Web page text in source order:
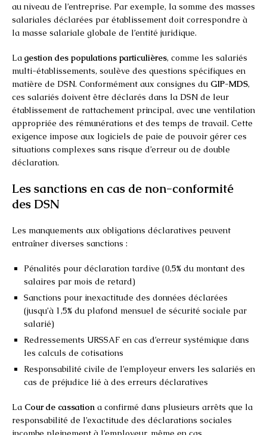
au niveau de l’entreprise. Par exemple, la somme des masses
salariales déclarées par établissement doit correspondre à
la masse salariale globale de l’entité juridique.
La gestion des populations particulières, comme les salariés
multi-établissements, soulève des questions spécifiques en
matière de DSN. Conformément aux consignes du GIP-MDS,
ces salariés doivent être déclarés dans la DSN de leur
établissement de rattachement principal, avec une ventilation
appropriée des rémunérations et des temps de travail. Cette
exigence impose aux logiciels de paie de pouvoir gérer ces
situations complexes sans risque d’erreur ou de double
déclaration.
Les sanctions en cas de non-conformité
des DSN
Les manquements aux obligations déclaratives peuvent
entraîner diverses sanctions :
Pénalités pour déclaration tardive (0,5% du montant des
salaires par mois de retard)
Sanctions pour inexactitude des données déclarées
(jusqu’à 1,5% du plafond mensuel de sécurité sociale par
salarié)
Redressements URSSAF en cas d’erreur systémique dans
les calculs de cotisations
Responsabilité civile de l’employeur envers les salariés en
cas de préjudice lié à des erreurs déclaratives
La Cour de cassation a confirmé dans plusieurs arrêts que la
responsabilité de l’exactitude des déclarations sociales